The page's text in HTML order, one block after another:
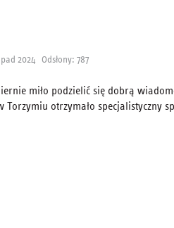
2024 Odsłony: 787
miło podzielić się dobrą
Torzymiu otrzymało specjalistyczny